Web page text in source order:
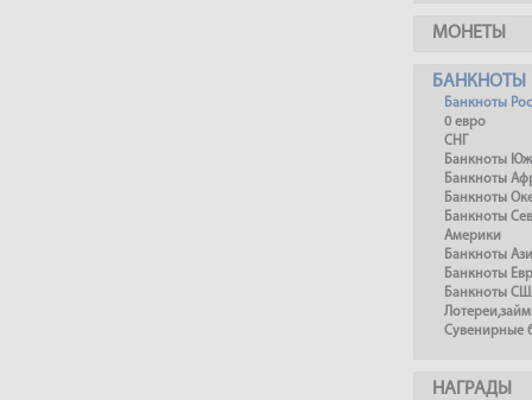
МОНЕТЫ
БАНКНОТЫ
Банкноты
0 евро
СНГ
Банкноты
Банкноты
Банкноты
Банкноты
Америки
Банкноты
Банкноты
Банкноты
Сувенирные
НАГРАДЫ